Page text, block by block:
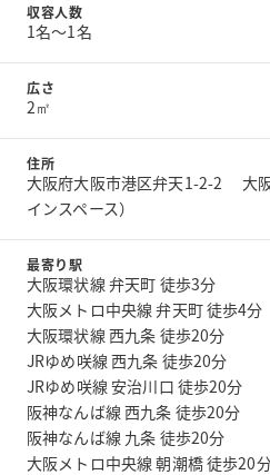
収容人数
1名〜1名
広さ
2㎡
住所
大阪府大阪市港区弁天1-2-2 大
インスペース）
最寄り駅
大阪環状線 弁天町 徒歩3分
大阪メトロ中央線 弁天町 徒歩4分
大阪環状線 西九条 徒歩20分
JRゆめ咲線 西九条 徒歩20分
JRゆめ咲線 安治川口 徒歩20分
阪神なんば線 西九条 徒歩20分
阪神なんば線 九条 徒歩20分
大阪メトロ中央線 朝潮橋 徒歩20